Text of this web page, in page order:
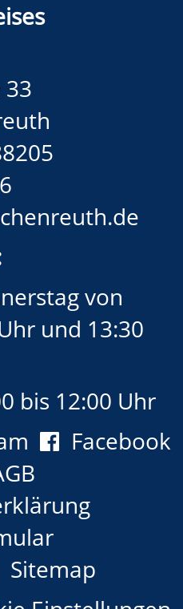
33
von
und 13:30
bis 12:00 Uhr
Facebook
Sitemap